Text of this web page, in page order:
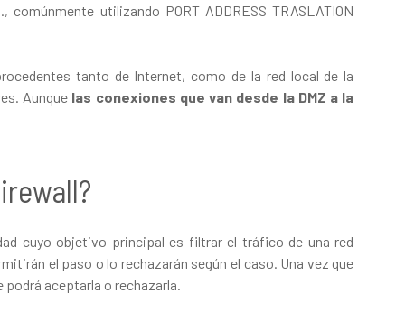
utilizando PORT ADDRESS TRASLATION
tanto de Internet, como de la red local de la
Aunque las conexiones que van desde la DMZ a la
cuyo objetivo principal es filtrar el tráfico de una red
el paso o lo rechazarán según el caso. Una vez que
aceptarla o rechazarla.